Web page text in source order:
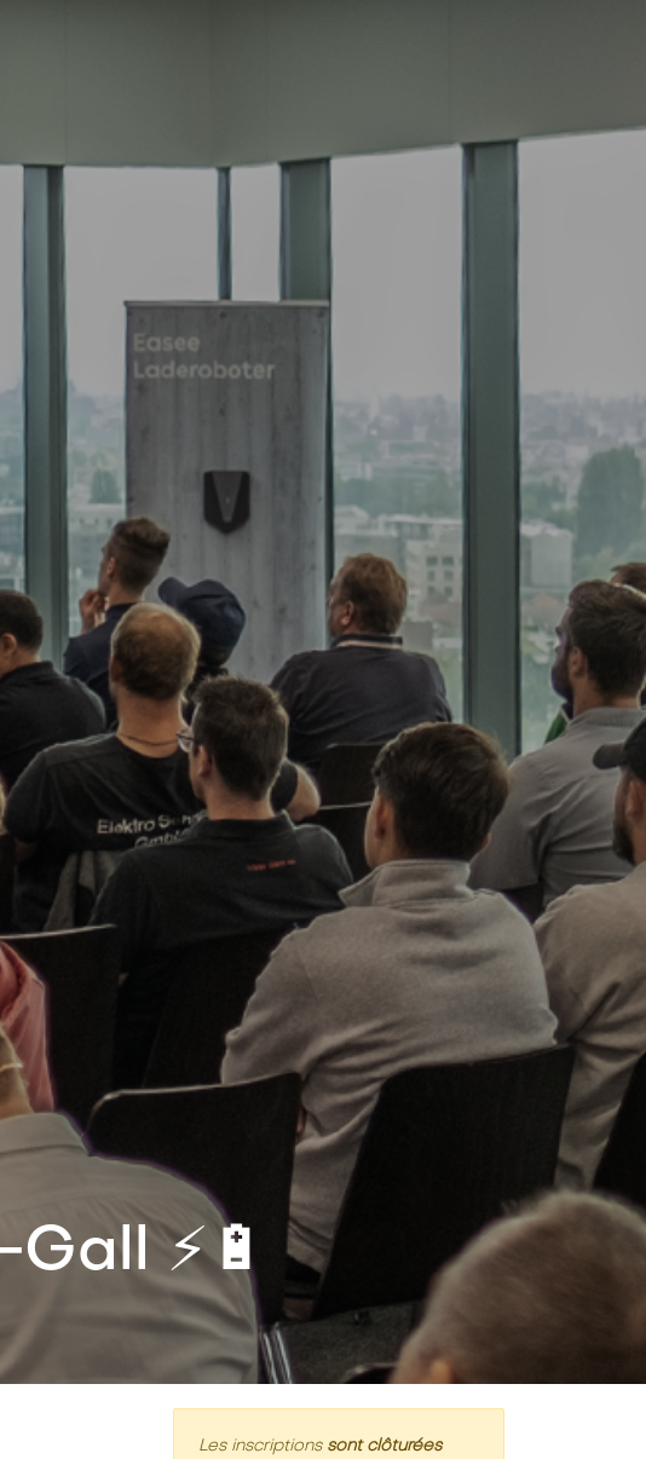
⚡️🔋
Les inscriptions sont clôturées